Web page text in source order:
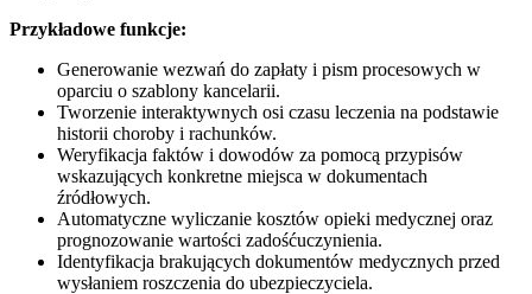
Przykładowe funkcje:
Generowanie wezwań do zapłaty i pism procesowych w
oparciu o szablony kancelarii.
Tworzenie interaktywnych osi czasu leczenia na podstawie
historii choroby i rachunków.
Weryfikacja faktów i dowodów za pomocą przypisów
wskazujących konkretne miejsca w dokumentach
źródłowych.
Automatyczne wyliczanie kosztów opieki medycznej oraz
prognozowanie wartości zadośćuczynienia.
Identyfikacja brakujących dokumentów medycznych przed
wysłaniem roszczenia do ubezpieczyciela.